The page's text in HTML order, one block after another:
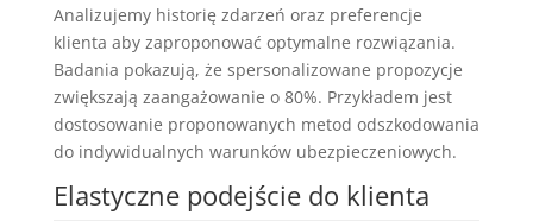
Analizujemy historię zdarzeń oraz preferencje
klienta aby zaproponować optymalne rozwiązania.
Badania pokazują, że spersonalizowane propozycje
zwiększają zaangażowanie o 80%. Przykładem jest
dostosowanie proponowanych metod odszkodowania
do indywidualnych warunków ubezpieczeniowych.
Elastyczne podejście do klienta